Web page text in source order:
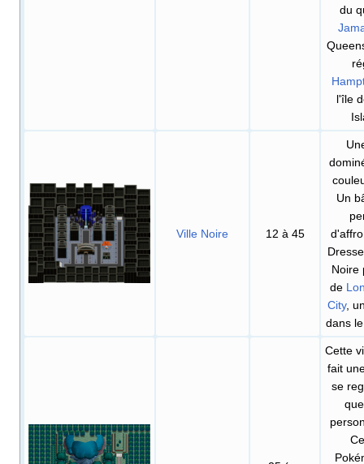
du
l'île
Ville Noire 12 à 45
Un
Noire
de
City,
dans
Cette
fait
se